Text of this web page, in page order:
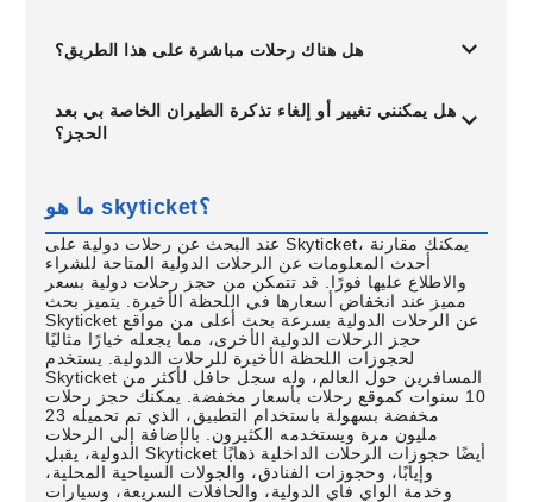
هل هناك رحلات مباشرة على هذا الطريق؟
هل يمكنني تغيير أو إلغاء تذكرة الطيران الخاصة بي بعد
الحجز؟
ما هو skyticket؟
عند البحث عن رحلات دولية على Skyticket، يمكنك مقارنة
أحدث المعلومات عن الرحلات الدولية المتاحة للشراء
والاطلاع عليها فورًا. قد تتمكن من حجز رحلات دولية بسعر
مميز عند انخفاض أسعارها في اللحظة الأخيرة. يتميز بحث
Skyticket عن الرحلات الدولية بسرعة بحث أعلى من مواقع
حجز الرحلات الدولية الأخرى، مما يجعله خيارًا مثاليًا
لحجوزات اللحظة الأخيرة للرحلات الدولية. يستخدم
Skyticket المسافرين حول العالم، وله سجل حافل لأكثر من
10 سنوات كموقع رحلات بأسعار مخفضة. يمكنك حجز رحلات
مخفضة بسهولة باستخدام التطبيق، الذي تم تحميله 23
مليون مرة ويستخدمه الكثيرون. بالإضافة إلى الرحلات
الدولية، يقبل Skyticket أيضًا حجوزات الرحلات الداخلية ذهابًا
وإيابًا، وحجوزات الفنادق، والجولات السياحية المحلية،
وخدمة الواي فاي الدولية، والحافلات السريعة، وسيارات